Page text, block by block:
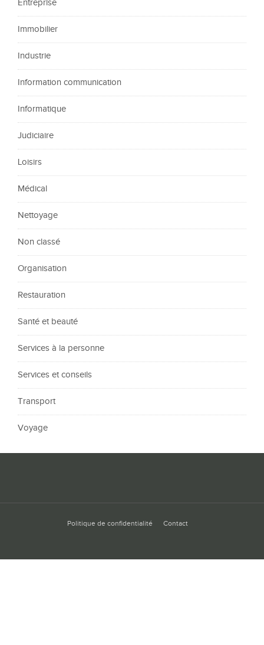
Entreprise
Immobilier
Industrie
Information communication
Informatique
Judiciaire
Loisirs
Médical
Nettoyage
Non classé
Organisation
Restauration
Santé et beauté
Services à la personne
Services et conseils
Transport
Voyage
Politique de confidentialité Contact